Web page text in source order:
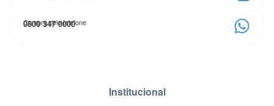
Compre pelo telefone
0800 347 0000
Institucional